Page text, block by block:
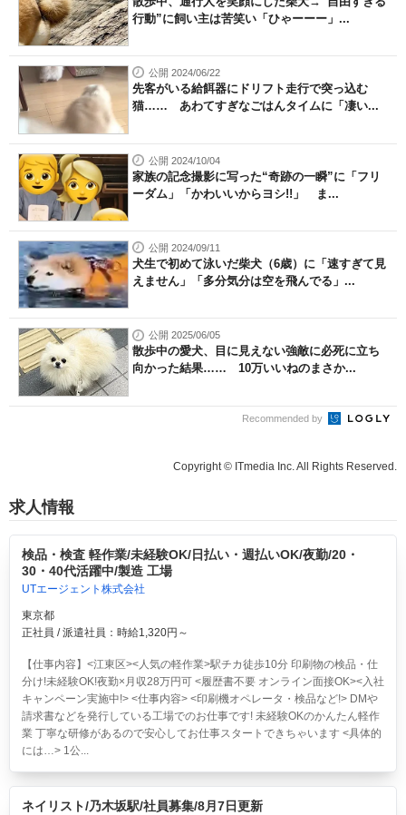
行動”に飼い主は苦笑い「ひゃーーー」...
公開 2024/06/22
先客がいる給餌器にドリフト走行で突っ込む
猫…… あわてすぎなごはんタイムに「凄い...
公開 2024/10/04
家族の記念撮影に写った“奇跡の一瞬”に「フリ
ーダム」「かわいいからヨシ!!」 ま...
公開 2024/09/11
犬生で初めて泳いだ柴犬（6歳）に「速すぎて見
えません」「多分気分は空を飛んでる」...
公開 2025/06/05
散歩中の愛犬、目に見えない強敵に必死に立ち
向かった結果…… 10万いいねのまさか...
Recommended by
Copyright © ITmedia Inc. All Rights Reserved.
求人情報
検品・検査 軽作業/未経験OK/日払い・週払いOK/夜勤/20・
30・40代活躍中/製造 工場
UTエージェント株式会社
東京都
正社員 / 派遣社員：時給1,320円～
【仕事内容】<江東区><人気の軽作業>駅チカ徒歩10分 印刷物の検品・仕
分け!未経験OK!夜勤×月収28万円可 <履歴書不要 オンライン面接OK><入社
キャンペーン実施中!> <仕事内容> <印刷機オペレータ・検品など!> DMや
請求書などを発行している工場でのお仕事です! 未経験OKのかんたん軽作
業 丁寧な研修があるので安心してお仕事スタートできちゃいます <具体的
には…> 1公...
ネイリスト/乃木坂駅/社員募集/8月7日更新